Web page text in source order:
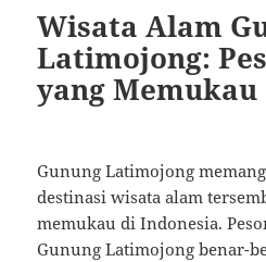
Wisata Alam
Latimojong:
yang Memukau
Gunung Latimojong
destinasi wisata alam
memukau di Indonesia.
Gunung Latimojong benar-